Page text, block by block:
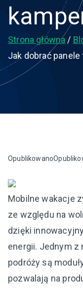
Strona główna
Jak dobrać
Opublikowano
Mobilne wakacje
ze względu na
dzięki
energii. Jednym
podróży są
pozwalają na